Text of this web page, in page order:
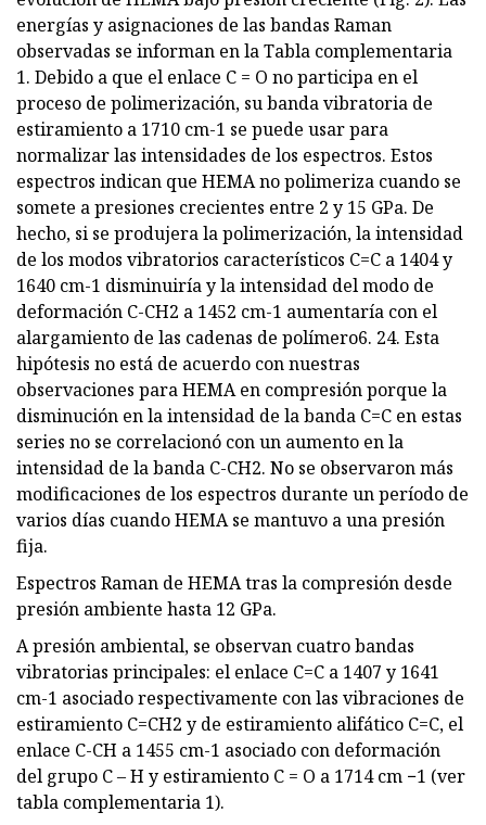
energías y asignaciones de las bandas Raman
observadas se informan en la Tabla complementaria
1. Debido a que el enlace C = O no participa en el
proceso de polimerización, su banda vibratoria de
estiramiento a 1710 cm-1 se puede usar para
normalizar las intensidades de los espectros. Estos
espectros indican que HEMA no polimeriza cuando se
somete a presiones crecientes entre 2 y 15 GPa. De
hecho, si se produjera la polimerización, la intensidad
de los modos vibratorios característicos C=C a 1404 y
1640 cm-1 disminuiría y la intensidad del modo de
deformación C-CH2 a 1452 cm-1 aumentaría con el
alargamiento de las cadenas de polímero6. 24. Esta
hipótesis no está de acuerdo con nuestras
observaciones para HEMA en compresión porque la
disminución en la intensidad de la banda C=C en estas
series no se correlacionó con un aumento en la
intensidad de la banda C-CH2. No se observaron más
modificaciones de los espectros durante un período de
varios días cuando HEMA se mantuvo a una presión
fija.
Espectros Raman de HEMA tras la compresión desde
presión ambiente hasta 12 GPa.
A presión ambiental, se observan cuatro bandas
vibratorias principales: el enlace C=C a 1407 y 1641
cm-1 asociado respectivamente con las vibraciones de
estiramiento C=CH2 y de estiramiento alifático C=C, el
enlace C-CH a 1455 cm-1 asociado con deformación
del grupo C – H y estiramiento C = O a 1714 cm −1 (ver
tabla complementaria 1).